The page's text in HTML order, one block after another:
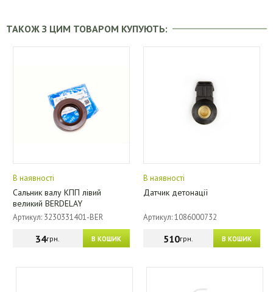
ТАКОЖ З ЦИМ ТОВАРОМ КУПУЮТЬ:
В наявності
Сальник валу КПП лівий
великий BERDELAY
Артикул: 3230331401-BER
В КОШИК
34грн.
В наявності
Датчик детонації
Артикул: 1086000732
В КОШИК
510грн.